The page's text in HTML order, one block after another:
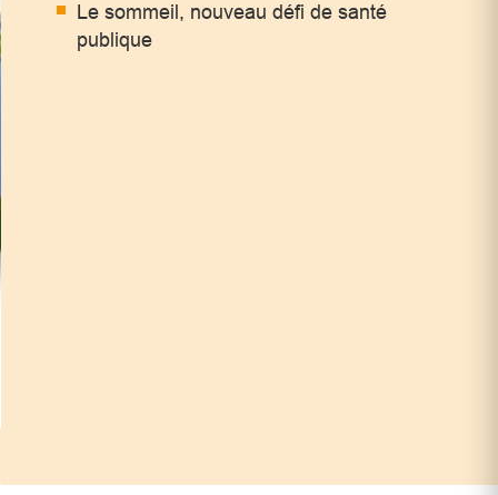
Le sommeil, nouveau défi de santé
publique